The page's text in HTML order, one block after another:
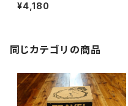
¥4,180
同じカテゴリの商品